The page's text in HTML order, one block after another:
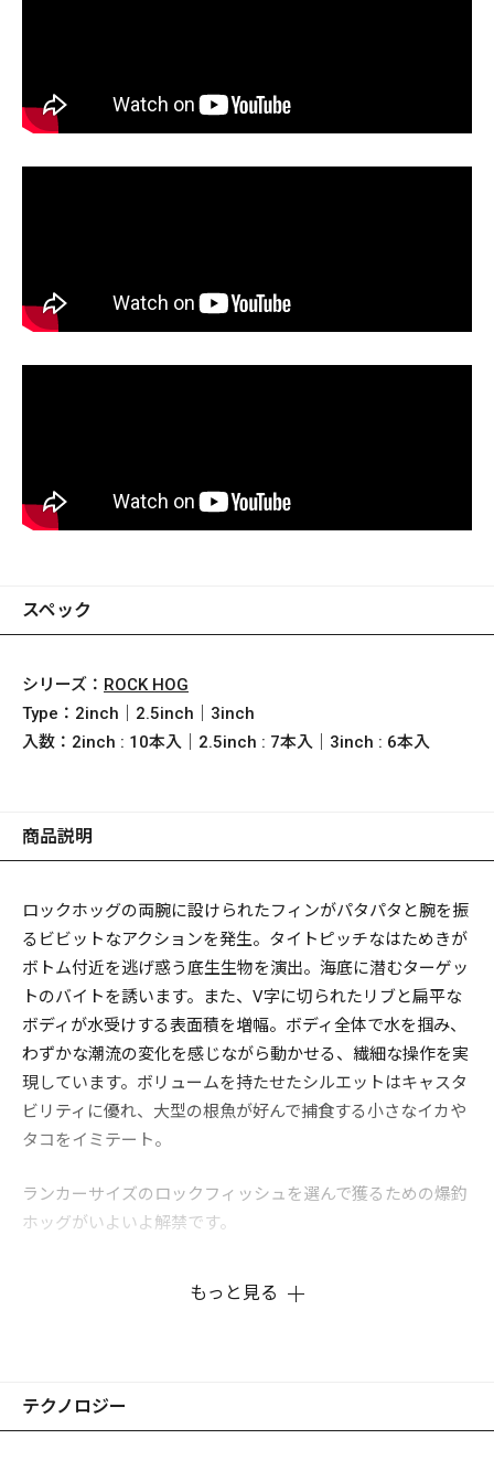
スペック
シリーズ： ROCK HOG
Type： 2inch｜2.5inch｜3inch
入数： 2inch : 10本入｜2.5inch : 7本入｜3inch : 6本入
商品説明
ロックホッグの両腕に設けられたフィンがパタパタと腕を振
るビビットなアクションを発生。タイトピッチなはためきが
ボトム付近を逃げ惑う底生生物を演出。海底に潜むターゲッ
トのバイトを誘います。また、V字に切られたリブと扁平な
ボディが水受けする表面積を増幅。ボディ全体で水を掴み、
わずかな潮流の変化を感じながら動かせる、繊細な操作を実
現しています。ボリュームを持たせたシルエットはキャスタ
ビリティに優れ、大型の根魚が好んで捕食する小さなイカや
タコをイミテート。
ランカーサイズのロックフィッシュを選んで獲るための爆釣
ホッグがいよいよ解禁です。
もっと見る
テクノロジー